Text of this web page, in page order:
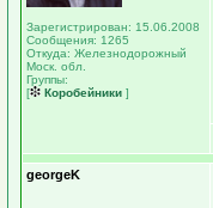
Зарегистрирован: 15.06.2008
Сообщения: 1265
Откуда: Железнодорожный
Моск. обл.
Группы:
[
Коробейники ]
georgeK